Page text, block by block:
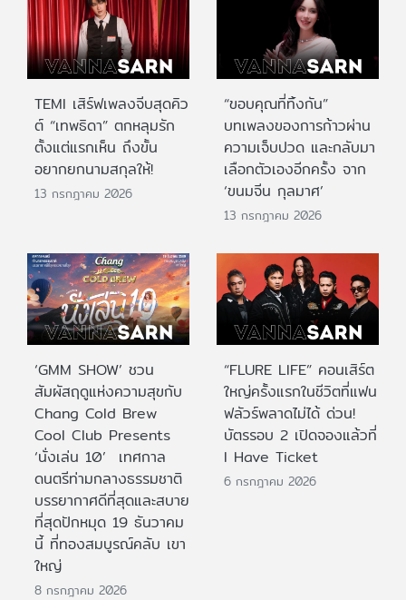
TEMI เสิร์ฟเพลงจีบสุดคิว
ต์ “เทพธิดา” ตกหลุมรัก
ตั้งแต่แรกเห็น ถึงขั้น
อยากยกนามสกุลให้!
13 กรกฎาคม 2026
“ขอบคุณที่ทิ้งกัน”
บทเพลงของการก้าวผ่าน
ความเจ็บปวด และกลับมา
เลือกตัวเองอีกครั้ง จาก
‘ขนมจีน กุลมาศ’
13 กรกฎาคม 2026
‘GMM SHOW’ ชวน
สัมผัสฤดูแห่งความสุขกับ
Chang Cold Brew
Cool Club Presents
‘นั่งเล่น 10’ เทศกาล
ดนตรีท่ามกลางธรรมชาติ
บรรยากาศดีที่สุดและสบาย
ที่สุดปักหมุด 19 ธันวาคม
นี้ ที่ทองสมบูรณ์คลับ เขา
ใหญ่
8 กรกฎาคม 2026
“FLURE LIFE” คอนเสิร์ต
ใหญ่ครั้งแรกในชีวิตที่แฟน
ฟลัวร์พลาดไม่ได้ ด่วน!
บัตรรอบ 2 เปิดจองแล้วที่
I Have Ticket
6 กรกฎาคม 2026